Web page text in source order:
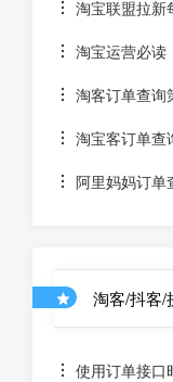
淘宝联盟拉新
淘宝运营必读
淘客订单查询
淘宝客订单查
阿里妈妈订单
淘客/抖客/
使用订单接口